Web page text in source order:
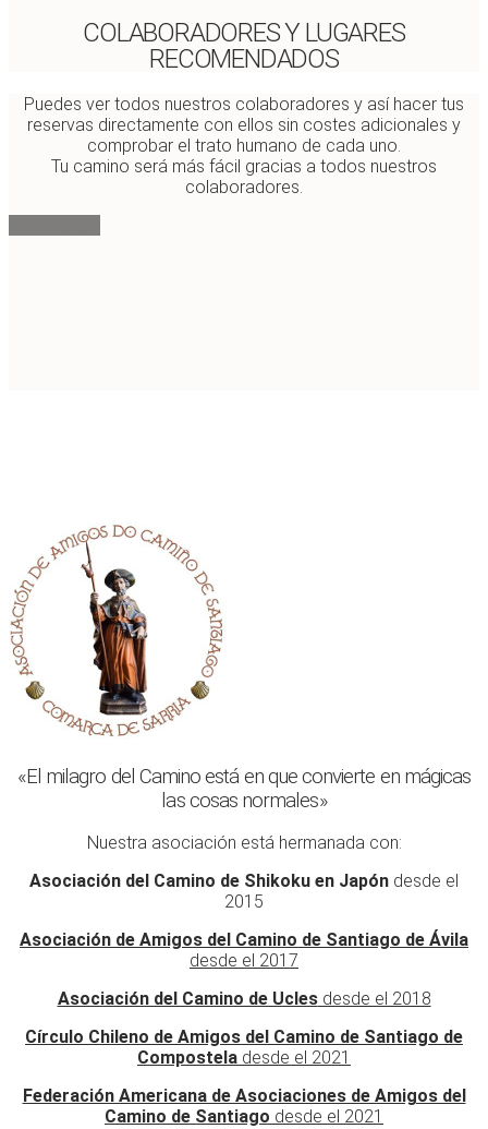
COLABORADORES Y LUGARES
RECOMENDADOS
Puedes ver todos nuestros colaboradores y así hacer tus
reservas directamente con ellos sin costes adicionales y
comprobar el trato humano de cada uno.
Tu camino será más fácil gracias a todos nuestros
colaboradores.
«El milagro del Camino está en que convierte en mágicas
las cosas normales»
Nuestra asociación está hermanada con:
Asociación del Camino de Shikoku en Japón desde el
2015
Asociación de Amigos del Camino de Santiago de Ávila
desde el 2017
Asociación del Camino de Uclesdesde el 2018
Círculo Chileno de Amigos del Camino de Santiago de
Compostela desde el 2021
Federación Americana de Asociaciones de Amigos del
Camino de Santiago desde el 2021